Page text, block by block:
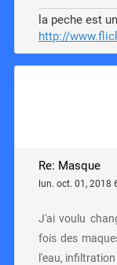
la peche est
http://
Re: Masque
lun. oct. 01, 2018
J'ai voulu
fois des
l'eau, infiltration